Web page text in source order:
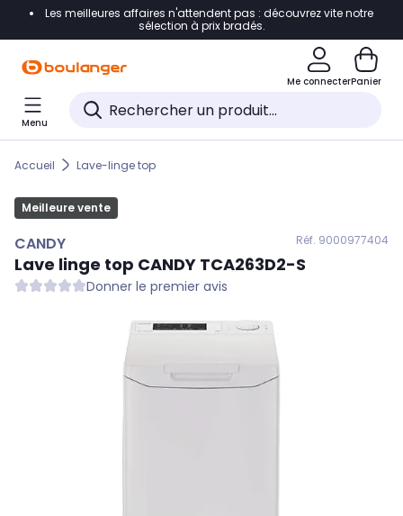
Accéder directement à la navigation
Accéder directement au pied de page
Accéder directement au chatbot
Les meilleures affaires n'attendent pas : découvrez vite notre
sélection à prix bradés.
Me connecterPanier
Menu
Accueil Lave-linge top
Meilleure vente
CANDY Réf. 9000977404
Lave linge top CANDY TCA263D2-S
Donner le premier avis